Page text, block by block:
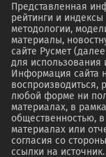
Представленная
рейтинги и
методологии,
материалы,
сайте Русмет
для использования
Информация сайта
воспроизводиться,
любой форме ни
материалах, в
общественностью,
материалах или
согласия со
ссылки на